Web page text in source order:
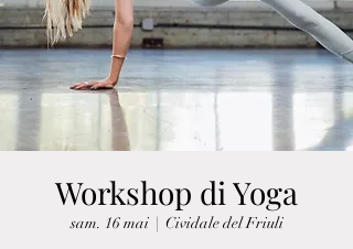
Workshop di Yoga
sam. 16 mai
  |
Cividale del Friuli